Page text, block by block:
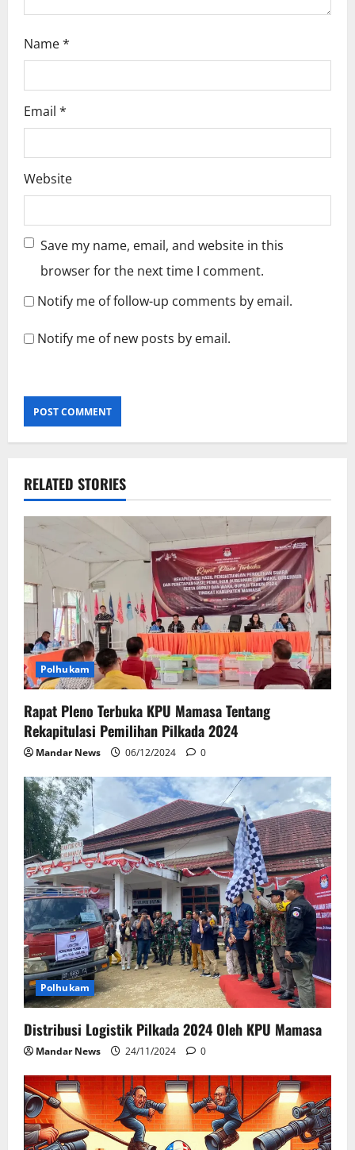
Name*
Email *
Website
Save my name, email, and website in this
browser for the next time I comment.
Notify me of follow-up comments by email.
Notify me of new posts by email.
RELATED STORIES
Polhukam
Rapat Pleno Terbuka KPU Mamasa Tentang
Rekapitulasi Pemilihan Pilkada 2024
Mandar News 06/12/2024 0
Polhukam
Distribusi Logistik Pilkada 2024 Oleh KPU Mamasa
Mandar News 24/11/2024 0